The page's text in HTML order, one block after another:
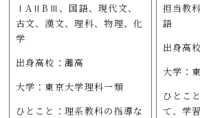
ⅠAⅡBⅢ、国語、現代文、
古文、漢文、理科、物理、化
学
出身高校：灘高
大学：東京大学理科一類
ひとこと：理系教科の指導な
担当教
語
出身高
大学：
ひとこ
て、学